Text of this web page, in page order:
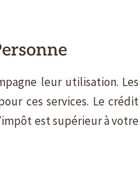
leur utilisation. Les
ces services. Le crédit
est supérieur à votre